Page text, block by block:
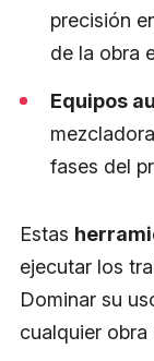
precisión
de la obra
Equipos
fases del
Estas
ejecutar los
Dominar su
cualquier